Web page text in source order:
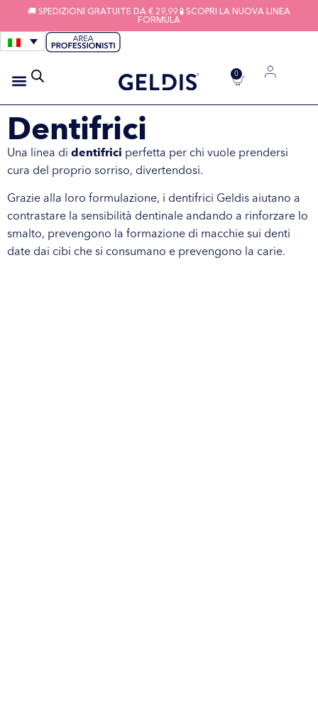
🚚 SPEDIZIONI GRATUITE DA € 29,99 🧪 SCOPRI LA NUOVA LINEA
FORMULA
0
Dentifrici
Una linea di dentifrici perfetta per chi vuole prendersi
cura del proprio sorriso, divertendosi.
Grazie alla loro formulazione, i dentifrici Geldis aiutano a
contrastare la sensibilità dentinale andando a rinforzare lo
smalto, prevengono la formazione di macchie sui denti
date dai cibi che si consumano e prevengono la carie.